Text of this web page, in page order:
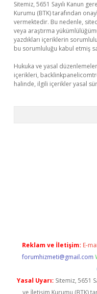
Sitemiz, 5651 Sayılı Kanun
Kurumu (BTK) tarafından
vermektedir. Bu nedenle,
veya araştırma
yazdıkları içeriklerin
bu sorumluluğu kabul etmiş
Hukuka ve yasal
içerikleri,
halinde, ilgili içerikler yasal
Reklam ve İletişim: E-
forumhizmeti@gmail.com
Yasal Uyarı: Sitemiz, 5651
ve İletişim Kurumu (BTK)